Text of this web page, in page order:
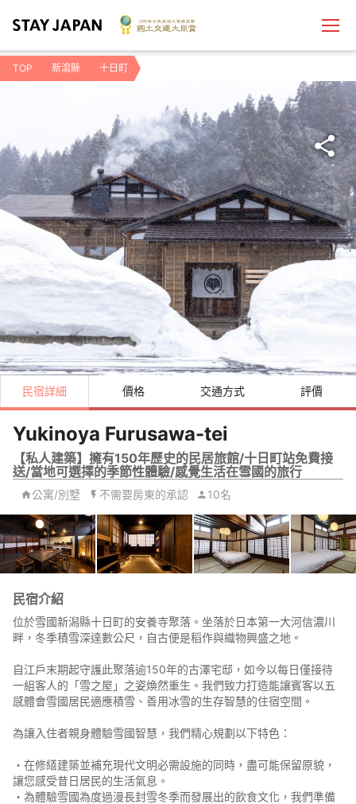
TOP 新瀉縣 十日町
民宿詳細 價格 交通方式 評價
Yukinoya Furusawa-tei
【私人建築】擁有150年歷史的民居旅館/十日町站免費接
送/當地可選擇的季節性體驗/感覺生活在雪國的旅行
公寓/別墅 不需要房東的承認 10名
民宿介紹
位於雪國新潟縣十日町的安養寺聚落。坐落於日本第一大河信濃川
畔，冬季積雪深達數公尺，自古便是稻作與織物興盛之地。
自江戶末期起守護此聚落逾150年的古澤宅邸，如今以每日僅接待
一組客人的「雪之屋」之姿煥然重生。我們致力打造能讓賓客以五
感體會雪國居民適應積雪、善用冰雪的生存智慧的住宿空間。
為讓入住者親身體驗雪國智慧，我們精心規劃以下特色：
・在修繕建築並補充現代文明必需設施的同時，盡可能保留原貌，
讓您感受昔日居民的生活氣息。
・為體驗雪國為度過漫長封雪冬季而發展出的飲食文化，我們準備